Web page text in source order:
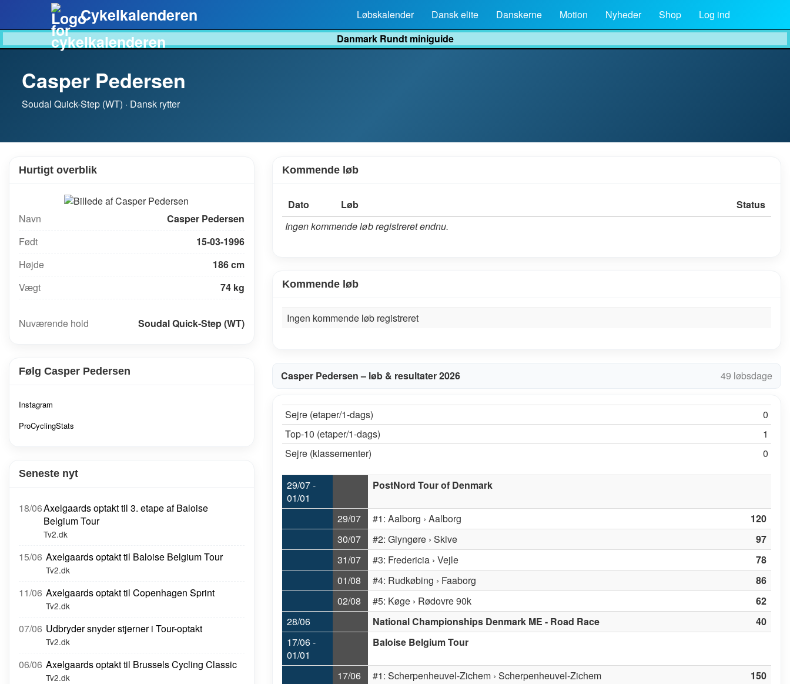
Cykelkalenderen Løbskalender Dansk elite Danskerne Motion Nyheder Shop
Log ind
Danmark Rundt miniguide
Casper Pedersen
Soudal Quick-Step (WT) · Dansk rytter
Hurtigt overblik
Navn
Casper Pedersen
Født
15-03-1996
Højde
186 cm
Vægt
74 kg
Nuværende hold Soudal Quick-Step (WT)
Følg Casper Pedersen
Instagram
ProCyclingStats
Seneste nyt
18/06Axelgaards optakt til 3. etape af Baloise
Belgium Tour
Tv2.dk
15/06 Axelgaards optakt til Baloise Belgium Tour
Tv2.dk
11/06 Axelgaards optakt til Copenhagen Sprint
Tv2.dk
07/06 Udbryder snyder stjerner i Tour-optakt
Tv2.dk
06/06 Axelgaards optakt til Brussels Cycling Classic
Tv2.dk
Kommende løb
Dato Løb
Status
Ingen kommende løb registreret endnu.
Kommende løb
Ingen kommende løb registreret
Casper Pedersen – løb & resultater 2026 49 løbsdage
Sejre (etaper/1-dags)
0
Top-10 (etaper/1-dags)
1
Sejre (klassementer)
0
29/07 -
01/01
PostNord Tour of Denmark
29/07 #1: Aalborg › Aalborg
120
30/07
#2: Glyngøre › Skive
97
31/07
#3: Fredericia › Vejle
78
01/08
#4: Rudkøbing › Faaborg
86
02/08
#5: Køge › Rødovre 90k
62
28/06
National Championships Denmark ME - Road Race
40
17/06 -
01/01
Baloise Belgium Tour
17/06 #1: Scherpenheuvel-Zichem › Scherpenheuvel-Zichem
150